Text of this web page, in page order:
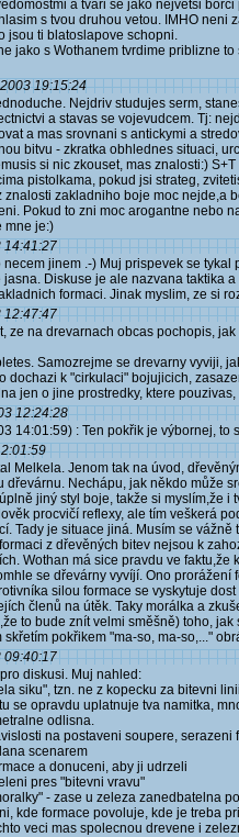
a tvari se jako nejvetsi
s tvou druhou vetou. IMHO
jsou ti blatoslapove schopni.
jako s Wothanem tvrdime priblizne
19:15:24
Nejdriv studujes serm,
a stavas se vojevudcem. Tj:
a mas srovnani s antickymi a
bitvu - zkratka obhlednes situaci,
si nic zkouset, mas znalosti:)
pistolkama, pokud jsi strateg,
znalosti zakladniho boje moc nejde,a
Pokud to zni moc arogantne nebo
mne je:)
14:41:27
necem jinem .-) Muj prispevek se
Diskuse je ale nazvana taktika
formaci. Jinak myslim, ze si
12:47:47
ze na drevarnach obcas pochopis,
Samozrejme se drevarny vyviji,
dochazi k "cirkulaci" bojujicich,
jen o jine prostredky, ktere
12:24:28
14:01:59) : Ten pokřik je výbornej, to
Melkela. Jenom tak na úvod,
dřevárnu. Nechápu, jak někdo může
jiný styl boje, takže si myslím,že i
procvičí reflexy, ale tím veškerá
Tady je situace jiná. Musím se
z dřevěných bitev nejsou k
Wothan má sice pravdu ve
se dřevárny vyvíjí. Ono
silou formace se vyskytuje
členů na útěk. Taky morálka a
to bude znít velmi směšně) toho,
pokřikem "ma-so, ma-so,..."
09:40:17
diskusi. Muj nahled:
siku", tzn. ne z kopecku za bitevni
se opravdu uplatnuje tva namitka,
odlisna.
na postaveni soupere,
scenarem
a donuceni, aby ji udrzeli
pres "bitevni vravu"
- zase u zeleza zanedbatelna
kde formace povoluje, kde je treba
veci mas spolecnou drevene i